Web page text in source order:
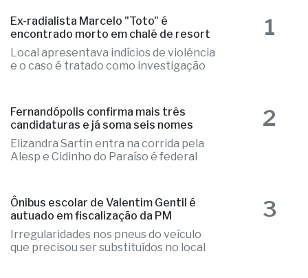
Ex-radialista Marcelo "Toto" é
encontrado morto em chalé de resort
Local apresentava indícios de violência
e o caso é tratado como investigação
1
Fernandópolis confirma mais três
candidaturas e já soma seis nomes
Elizandra Sartin entra na corrida pela
Alesp e Cidinho do Paraíso é federal
2
Ônibus escolar de Valentim Gentil é
autuado em fiscalização da PM
Irregularidades nos pneus do veículo
que precisou ser substituídos no local
3